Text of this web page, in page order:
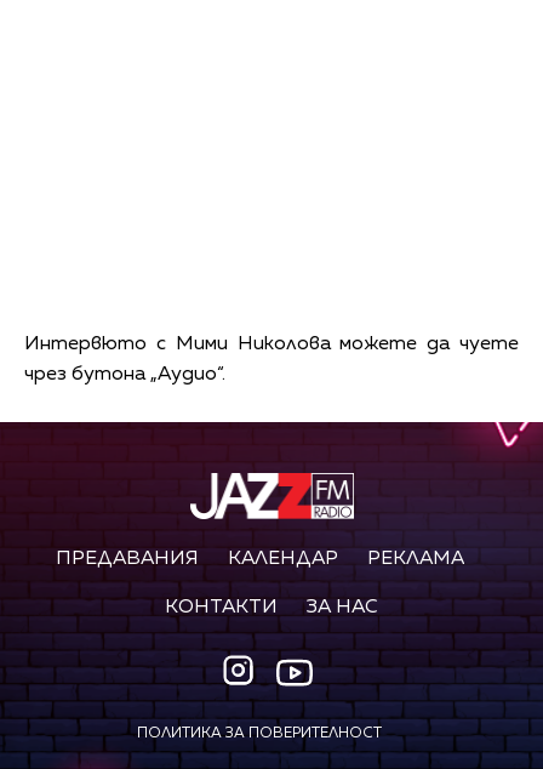
Интервюто с Мими Николова можете да чуете
чрез бутона „Аудио“.
ПРЕДАВАНИЯ КАЛЕНДАР РЕКЛАМА
КОНТАКТИ ЗА НАС
ПОЛИТИКА ЗА ПОВЕРИТЕЛНОСТ